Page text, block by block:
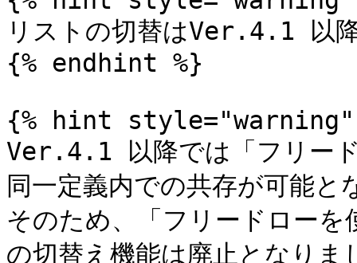
リストの切替はVer.4.1 以
{% endhint %}
{% hint style="warning"
Ver.4.1 以降では「フリー
同一定義内での共存が可能
そのため、「フリードロー
の切替え機能は廃止となりま